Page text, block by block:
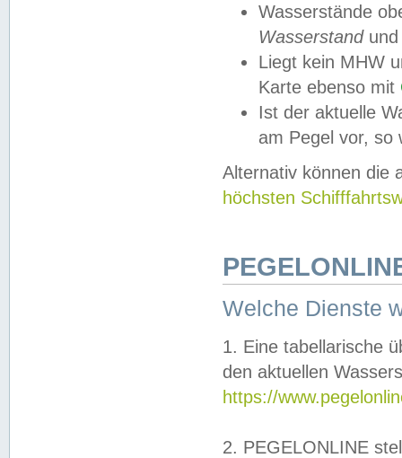
Wasserstände
Wasserstandund
Liegt kein MHW
Karte ebenso mit
Ist der aktuelle
am Pegel vor,
Alternativ können die
höchsten
Welche Dienste
1. Eine tabellarische
den aktuellen
https://
2. PEGELONLINE